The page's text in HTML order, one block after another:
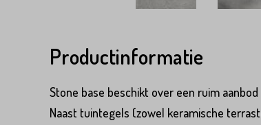
Productinformatie
Stone base beschikt over een ruim
Naast tuintegels (zowel keramische